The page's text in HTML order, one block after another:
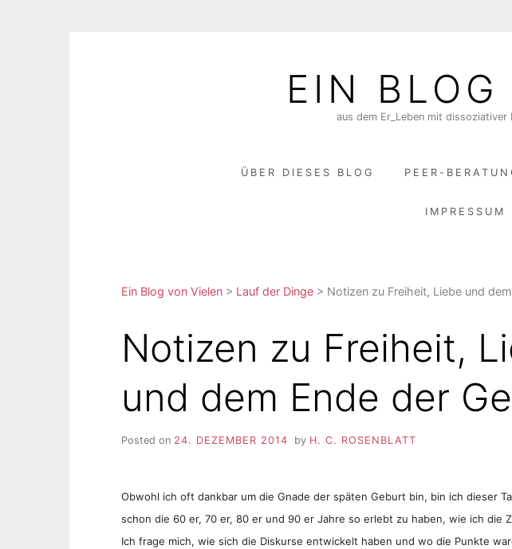
EIN
aus dem Er_Leben mit
ÜBER DIESES BLOG PEER-
IMPRESSUM
Ein Blog von Vielen > Lauf der Dinge > Notizen zu Freiheit, Liebe und
Notizen zu Freiheit,
und dem Ende der
Posted on 24. DEZEMBER 2014 by H. C. ROSENBLATT
Obwohl ich oft dankbar um die Gnade der späten Geburt bin, bin ich dieser
schon die 60 er, 70 er, 80 er und 90 er Jahre so erlebt zu haben, wie ich die
Ich frage mich, wie sich die Diskurse entwickelt haben und wo die Punkte